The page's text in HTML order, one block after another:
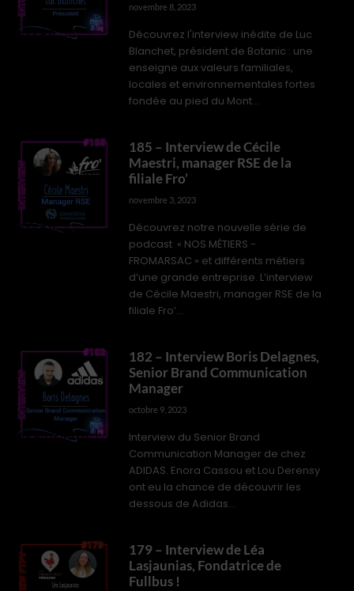
PODCAST
novembre 8, 2023
Découvrez l'interview inédite de Luc
Blanchet, président de Botanic : une
enseigne aux valeurs familiales,
locales et environnementales fortes
fondée au pied du Mont...
PODCAST
185 – Interview de Cécile
Maestri, manager RSE de la
filiale Fro’
novembre 3, 2023
Découvrez notre nouvelle série de
podcast « NOS MÉTIERS -
FROMARSAC » et différents métiers
d’une grande entreprise. L’interview
de Cécile Maestri, manager RSE de la
filiale Fro’...
UNCATEGORIZED
182 – Interview Boris Delagnes,
Senior Brand Communication
Manager
octobre 9, 2023
Interview du Senior Brand
Communication Manager de chez
ADIDAS. Enora Cassou et Lou Derensy
ont eu la chance de découvrir les
dessous de Adidas...
179 – Interview de Léa
Lasjaunias, Fondatrice de
Fullbus !